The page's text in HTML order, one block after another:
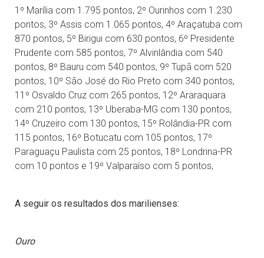
1º Marília com 1.795 pontos, 2º Ourinhos com 1.230
pontos, 3º Assis com 1.065 pontos, 4º Araçatuba com
870 pontos, 5º Birigui com 630 pontos, 6º Presidente
Prudente com 585 pontos, 7º Alvinlândia com 540
pontos, 8º Bauru com 540 pontos, 9º Tupã com 520
pontos, 10º São José do Rio Preto com 340 pontos,
11º Osvaldo Cruz com 265 pontos, 12º Araraquara
com 210 pontos, 13º Uberaba-MG com 130 pontos,
14º Cruzeiro com 130 pontos, 15º Rolândia-PR com
115 pontos, 16º Botucatu com 105 pontos, 17º
Paraguaçu Paulista com 25 pontos, 18º Londrina-PR
com 10 pontos e 19º Valparaíso com 5 pontos,
A seguir os resultados dos marilienses:
Ouro